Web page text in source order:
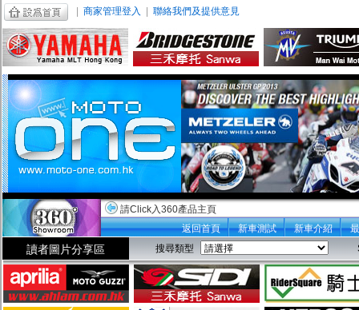
商家管理登入 聯絡我們及提供意見
請Click入360產品主頁
返回首頁
新車測試 新車介紹
讀者圖片分享區 搜尋類型